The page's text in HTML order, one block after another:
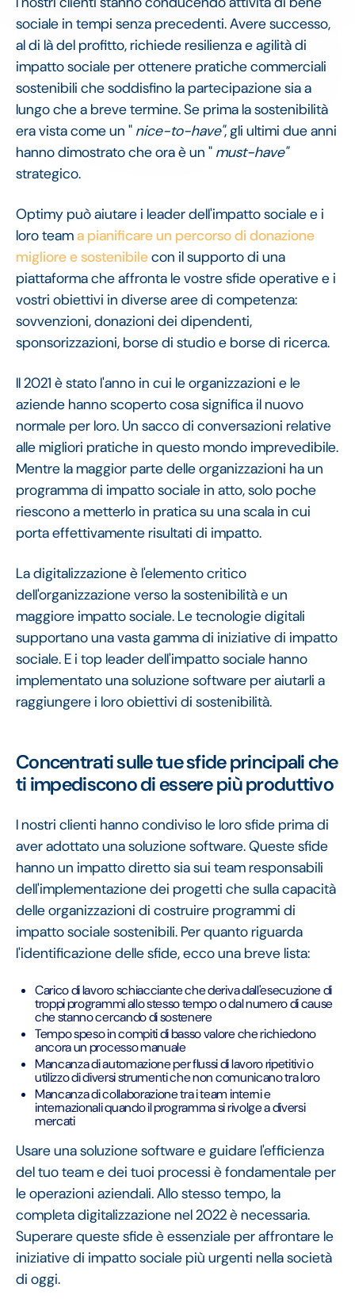
sociale in tempi senza precedenti. Avere successo,
al di là del profitto, richiede resilienza e agilità di
impatto sociale per ottenere pratiche commerciali
sostenibili che soddisfino la partecipazione sia a
lungo che a breve termine. Se prima la sostenibilità
era vista come un " nice-to-have", gli ultimi due anni
hanno dimostrato che ora è un " must-have"
strategico.
Optimy può aiutare i leader dell'impatto sociale e i
loro teama pianificare un percorso di donazione
migliore e sostenibilecon il supporto di una
piattaforma che affronta le vostre sfide operative e i
vostri obiettivi in diverse aree di competenza:
sovvenzioni, donazioni dei dipendenti,
sponsorizzazioni, borse di studio e borse di ricerca.
Il 2021 è stato l'anno in cui le organizzazioni e le
aziende hanno scoperto cosa significa il nuovo
normale per loro. Un sacco di conversazioni relative
alle migliori pratiche in questo mondo imprevedibile.
Mentre la maggior parte delle organizzazioni ha un
programma di impatto sociale in atto, solo poche
riescono a metterlo in pratica su una scala in cui
porta effettivamente risultati di impatto.
La digitalizzazione è l'elemento critico
dell'organizzazione verso la sostenibilità e un
maggiore impatto sociale. Le tecnologie digitali
supportano una vasta gamma di iniziative di impatto
sociale. E i top leader dell'impatto sociale hanno
implementato una soluzione software per aiutarli a
raggiungere i loro obiettivi di sostenibilità.
Concentrati sulle tue sfide principali che
ti impediscono di essere più produttivo
I nostri clienti hanno condiviso le loro sfide prima di
aver adottato una soluzione software. Queste sfide
hanno un impatto diretto sia sui team responsabili
dell'implementazione dei progetti che sulla capacità
delle organizzazioni di costruire programmi di
impatto sociale sostenibili. Per quanto riguarda
l'identificazione delle sfide, ecco una breve lista:
Carico di lavoro schiacciante che deriva dall'esecuzione di
troppi programmi allo stesso tempo o dal numero di cause
che stanno cercando di sostenere
Tempo speso in compiti di basso valore che richiedono
ancora un processo manuale
Mancanza di automazione per flussi di lavoro ripetitivi o
utilizzo di diversi strumenti che non comunicano tra loro
Mancanza di collaborazione tra i team interni e
internazionali quando il programma si rivolge a diversi
mercati
Usare una soluzione software e guidare l'efficienza
del tuo team e dei tuoi processi è fondamentale per
le operazioni aziendali. Allo stesso tempo, la
completa digitalizzazione nel 2022 è necessaria.
Superare queste sfide è essenziale per affrontare le
iniziative di impatto sociale più urgenti nella società
di oggi.